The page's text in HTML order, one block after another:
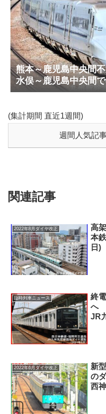
熊本～鹿児島中央間
水俣～鹿児島中央間
九州新幹線臨時ダイ
(集計期間 直近1週間)
週間人気記
関連記事
2022年8月ダイヤ改正
高
本
日)
臨時列車ニュース
終
へ
JR
2022年6月ダイヤ改正
新
の
西